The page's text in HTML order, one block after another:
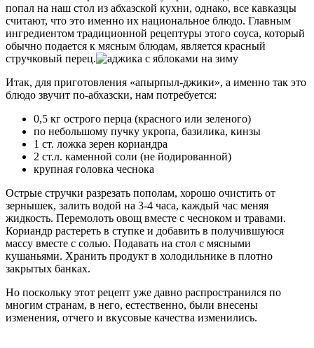
попал на наш стол из абхазской кухни, однако, все кавказцы
считают, что это именно их национальное блюдо. Главным
ингредиентом традиционной рецептуры этого соуса, который
обычно подается к мясным блюдам, является красный
стручковый перец.
Итак, для приготовления «апырпыл-джики», а именно так это
блюдо звучит по-абхазски, нам потребуется:
0,5 кг острого перца (красного или зеленого)
по небольшому пучку укропа, базилика, кинзы
1 ст. ложка зерен кориандра
2 ст.л. каменной соли (не йодированной)
крупная головка чеснока
Острые стручки разрезать пополам, хорошо очистить от
зернышек, залить водой на 3-4 часа, каждый час меняя
жидкость. Перемолоть овощ вместе с чесноком и травами.
Кориандр растереть в ступке и добавить в получившуюся
массу вместе с солью. Подавать на стол с мясными
кушаньями. Хранить продукт в холодильнике в плотно
закрытых банках.
Но поскольку этот рецепт уже давно распространился по
многим странам, в него, естественно, были внесены
изменения, отчего и вкусовые качества изменились.